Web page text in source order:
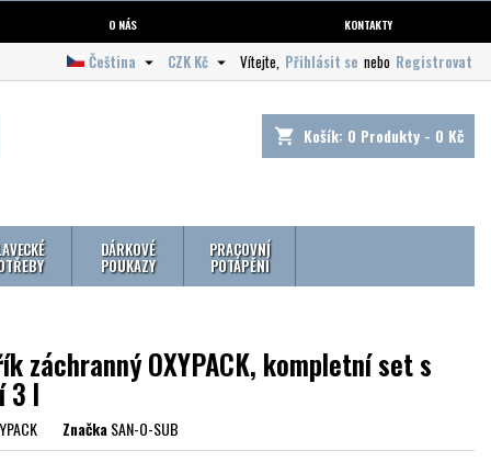
O NÁS KONTAKTY
Vítejte, Přihlásit se nebo Registrovat
CZK Kč 
Čeština 
shopping_cart Košík: 0 Produkty - 0 Kč
DÁRKOVÉ
POUKAZY
PRACOVNÍ
POTÁPĚNÍ
záchranný OXYPACK, kompletní set s
3 l
ZnačkaSAN-O-SUB